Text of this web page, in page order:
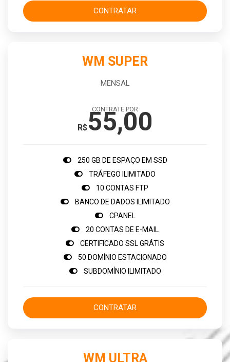
CONTRATAR
WM SUPER
MENSAL
CONTRATE POR
R$55,00
250 GB DE ESPAÇO EM SSD
TRÁFEGO ILIMITADO
10 CONTAS FTP
BANCO DE DADOS ILIMITADO
CPANEL
20 CONTAS DE E-MAIL
CERTIFICADO SSL GRÁTIS
50 DOMÍNIO ESTACIONADO
SUBDOMÍNIO ILIMITADO
CONTRATAR
WM ULTRA